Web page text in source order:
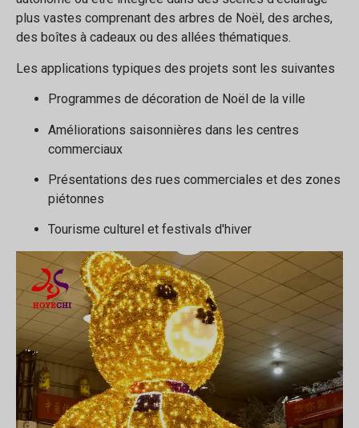
plus vastes comprenant des arbres de Noël, des arches,
des boîtes à cadeaux ou des allées thématiques.
Les applications typiques des projets sont les suivantes
Programmes de décoration de Noël de la ville
Améliorations saisonnières dans les centres
commerciaux
Présentations des rues commerciales et des zones
piétonnes
Tourisme culturel et festivals d'hiver